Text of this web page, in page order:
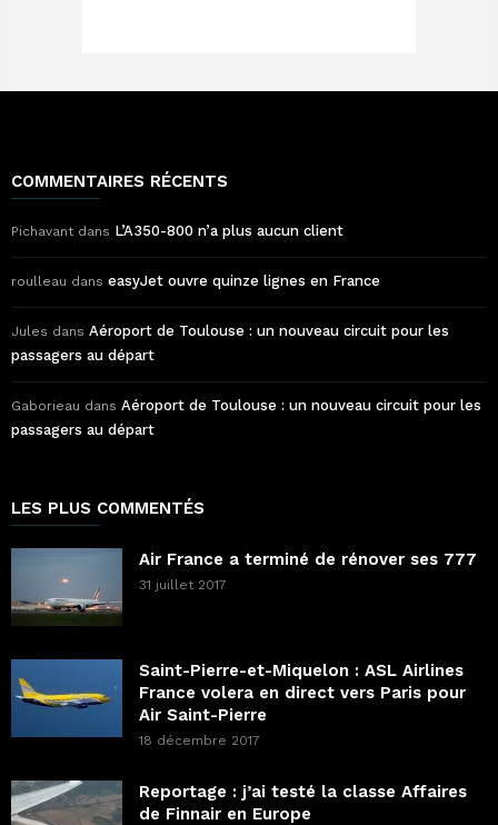
COMMENTAIRES RÉCENTS
Pichavant dans L’A350-800 n’a plus aucun client
roulleau dans easyJet ouvre quinze lignes en France
Jules dans Aéroport de Toulouse : un nouveau circuit pour les
passagers au départ
Gaborieau dans Aéroport de Toulouse : un nouveau circuit pour les
passagers au départ
LES PLUS COMMENTÉS
Air France a terminé de rénover ses 777
31 juillet 2017
Saint-Pierre-et-Miquelon : ASL Airlines
France volera en direct vers Paris pour
Air Saint-Pierre
18 décembre 2017
Reportage : j’ai testé la classe Affaires
de Finnair en Europe